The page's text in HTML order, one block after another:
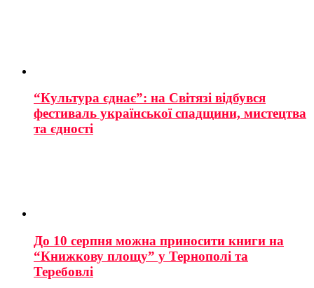
“Культура єднає”: на Світязі відбувся
фестиваль української спадщини, мистецтва
та єдності
До 10 серпня можна приносити книги на
“Книжкову площу” у Тернополі та
Теребовлі